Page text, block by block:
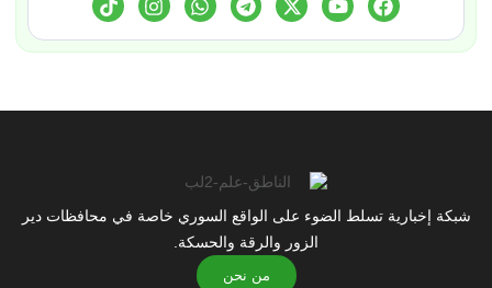
شبكة إخبارية تسلط الضوء على الواقع السوري خاصة في محافظات دير
الزور والرقة والحسكة.
من نحن